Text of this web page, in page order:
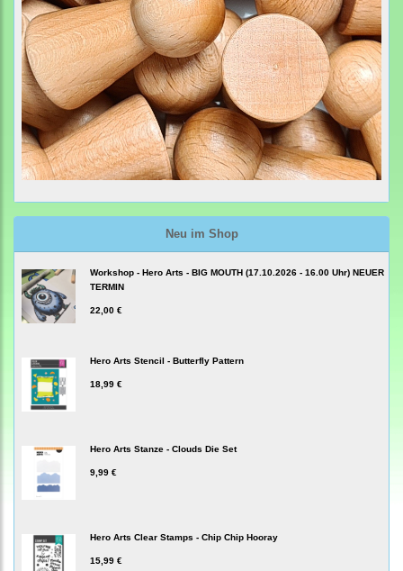
Neu im Shop
Workshop - Hero Arts - BIG MOUTH (17.10.2026 - 16.00 Uhr) NEUER
TERMIN
22,00 €
Hero Arts Stencil - Butterfly Pattern
18,99 €
Hero Arts Stanze - Clouds Die Set
9,99 €
Hero Arts Clear Stamps - Chip Chip Hooray
15,99 €